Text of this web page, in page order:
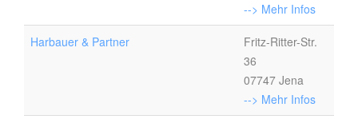
--> Mehr Infos
Harbauer & Partner
Fritz-Ritter-Str.
36
07747 Jena
--> Mehr Infos